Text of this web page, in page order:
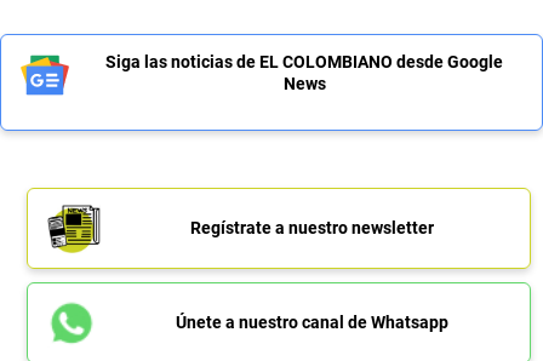
Siga las noticias de EL COLOMBIANO desde Google
News
Regístrate a nuestro newsletter
Únete a nuestro canal de Whatsapp